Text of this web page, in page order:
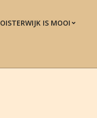
OISTERWIJK IS MOOI